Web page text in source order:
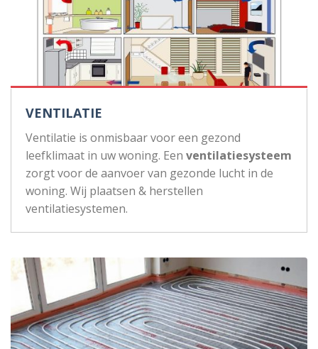
VENTILATIE
Ventilatie is onmisbaar voor een gezond
leefklimaat in uw woning. Een ventilatiesysteem
zorgt voor de aanvoer van gezonde lucht in de
woning. Wij plaatsen & herstellen
ventilatiesystemen.